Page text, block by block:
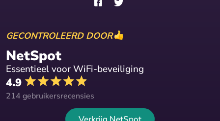
GECONTROLEERD DOOR
NetSpot
Essentieel voor WiFi-beveiliging
4.9
214 gebruikersrecensies